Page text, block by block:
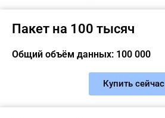
Пакет на 100 тысяч
Общий объём данных: 100 000
Купить сейчас